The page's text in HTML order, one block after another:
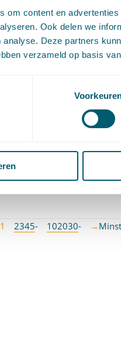
om content en
Ook delen we
analyse. Deze partners
verzameld op basis
gemaakte
hen na beëindiging van
in de
een uit overeenkomst
een bepaald besluit (het
bezwaar – tot de
besluit niet genomen
overeenkomst.
taakverdeling
1 2345- 102030- →